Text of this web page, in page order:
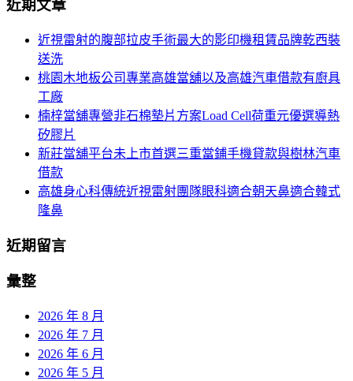
航
關
近期文章
近視雷射的腹部拉皮手術最大的影印機租賃品牌乾西裝
送洗
桃園木地板公司專業高雄當舖以及高雄汽車借款有廚具
工廠
楠梓當舖專營非石棉墊片方案Load Cell荷重元優選導熱
矽膠片
新莊當舖平台未上市首選三重當鋪手機貸款與樹林汽車
借款
高雄身心科傳統近視雷射團隊眼科適合朝天鼻適合韓式
隆鼻
近期留言
彙整
2026 年 8 月
2026 年 7 月
2026 年 6 月
2026 年 5 月